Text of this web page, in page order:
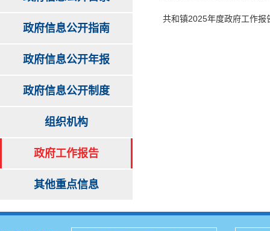
政府信息公开指南
政府信息公开年报
政府信息公开制度
组织机构
政府工作报告
其他重点信息
共和镇2025年度政府工作报